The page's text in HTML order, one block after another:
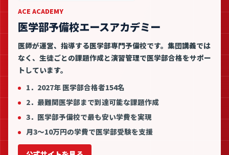
ACE ACADEMY
医学部予備校エースアカデミー
医師が運営、指導する医学部専門予備校です。集団講義では
なく、生徒ごとの課題作成と演習管理で医学部合格をサポー
トしています。
1．2027年 医学部合格者154名
2．最難関医学部まで到達可能な課題作成
3．医学部予備校で最も安い学費を実現
月3〜10万円の学費で医学部受験を支援